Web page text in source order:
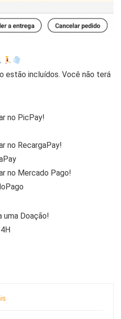
estão incluídos. Você não terá
no PicPay!
no RecargaPay!
no Mercado Pago!
uma Doação!